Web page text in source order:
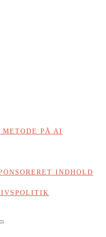
PÅ AI
INDHOLD